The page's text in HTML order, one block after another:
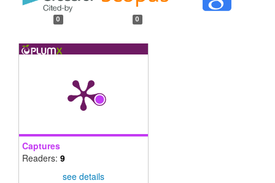
0 0
Captures
Readers: 9
see details